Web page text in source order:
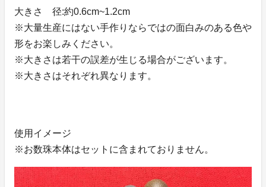
大きさ 径:約0.6cm~1.2cm
※大量生産にはない手作りならではの面白みのある色や
形をお楽しみください。
※大きさは若干の誤差が生じる場合がございます。
※大きさはそれぞれ異なります。
使用イメージ
※お数珠本体はセットに含まれておりません。